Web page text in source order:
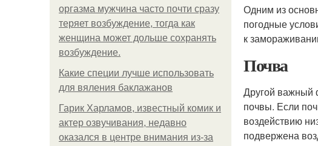
оргазма мужчина часто почти сразу
теряет возбуждение, тогда как
женщина может дольше сохранять
возбуждение.
Какие специи лучше использовать
для вяления баклажанов
Гарик Харламов, известный комик и
актер озвучивания, недавно
оказался в центре внимания из-за
Одним из
погодные
к
Почва
Другой важный
почвы. Если
воздействию
подвержена